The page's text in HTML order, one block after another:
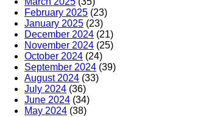
February 2025 (23)
January 2025 (23)
December 2024 (21)
November 2024 (25)
October 2024 (24)
September 2024 (39)
August 2024 (33)
July 2024 (36)
June 2024 (34)
May 2024 (38)